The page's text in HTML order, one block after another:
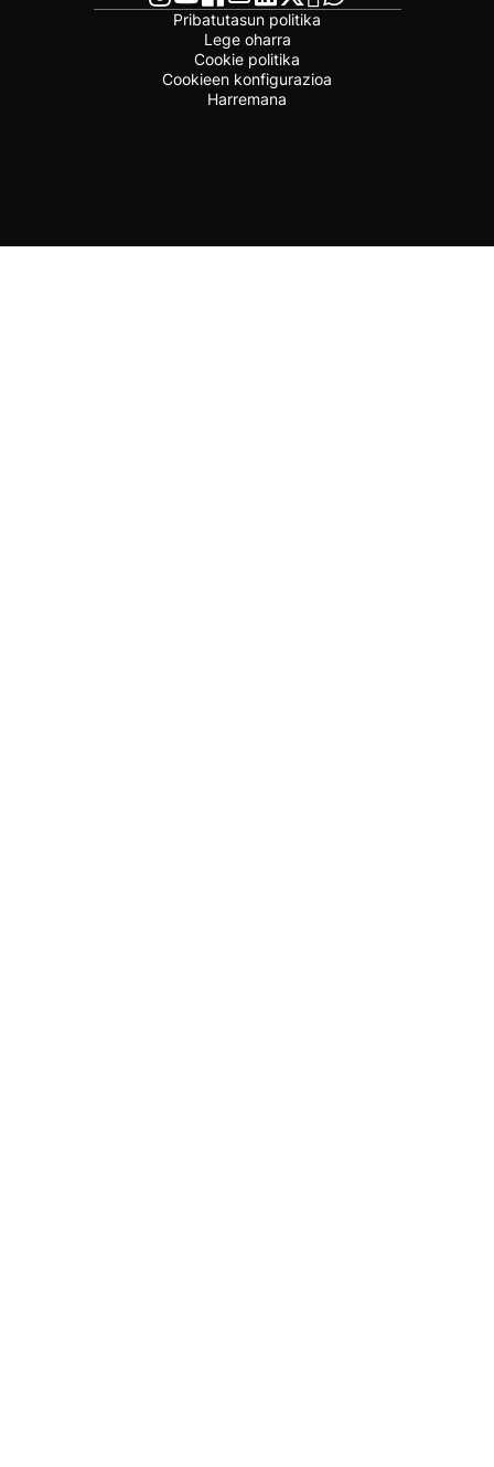
Pribatutasun politika
Lege oharra
Cookie politika
Cookieen konfigurazioa
Harremana